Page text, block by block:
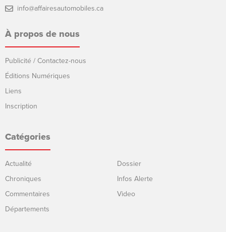
info@affairesautomobiles.ca
À propos de nous
Publicité / Contactez-nous
Éditions Numériques
Liens
Inscription
Catégories
Actualité
Chroniques
Commentaires
Départements
Dossier
Infos Alerte
Video